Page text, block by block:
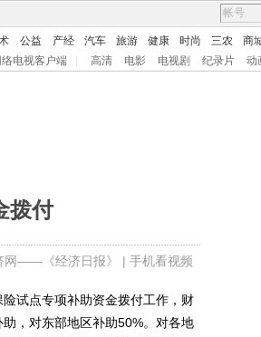
公益 产经 汽车 旅游 健康 时尚 三农
商
络电视客户端 高清 电影 电视剧 纪录片 动
拨付
网——《经济日报》 | 手机看视频
试点专项补助资金拨付工作，财
，对东部地区补助50%。对各地